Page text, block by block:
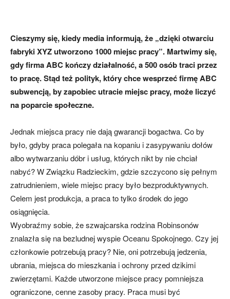
Cieszymy się, kiedy media informują, że „dzięki otwarciu
fabryki XYZ utworzono 1000 miejsc pracy”. Martwimy się,
gdy firma ABC kończy działalność, a 500 osób traci przez
to pracę. Stąd też polityk, który chce wesprzeć firmę ABC
subwencją, by zapobiec utracie miejsc pracy, może liczyć
na poparcie społeczne.
Jednak miejsca pracy nie dają gwarancji bogactwa. Co by
było, gdyby praca polegała na kopaniu i zasypywaniu dołów
albo wytwarzaniu dóbr i usług, których nikt by nie chciał
nabyć? W Związku Radzieckim, gdzie szczycono się pełnym
zatrudnieniem, wiele miejsc pracy było bezproduktywnych.
Celem jest produkcja, a praca to tylko środek do jego
osiągnięcia.
Wyobraźmy sobie, że szwajcarska rodzina Robinsonów
znalazła się na bezludnej wyspie Oceanu Spokojnego. Czy jej
członkowie potrzebują pracy? Nie, oni potrzebują jedzenia,
ubrania, miejsca do mieszkania i ochrony przed dzikimi
zwierzętami. Każde utworzone miejsce pracy pomniejsza
ograniczone, cenne zasoby pracy. Praca musi być